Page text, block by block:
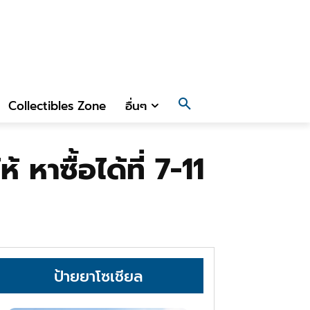
Collectibles Zone อื่นๆ
หาซื้อได้ที่ 7-11
ป้ายยาโซเชียล